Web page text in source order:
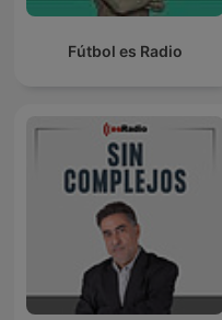
Fútbol es Radio